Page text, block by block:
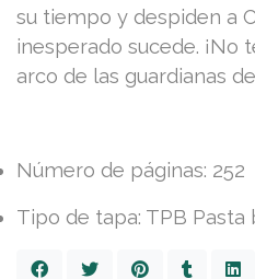
su tiempo y despiden a
inesperado sucede. ¡No
arco de las guardianas
Número de páginas: 252
Tipo de tapa: TPB Pasta